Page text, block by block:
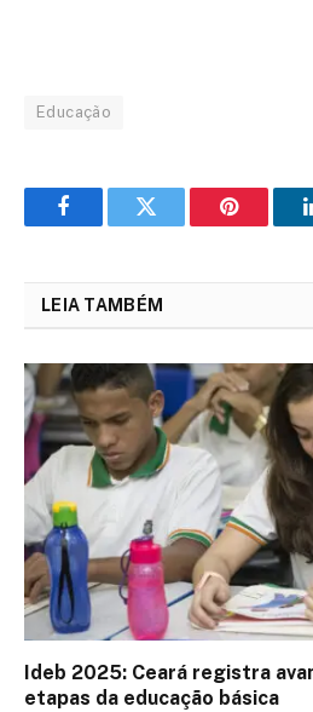
Educação
FacebookTwitter Pinterest
LEIA TAMBÉM
Ideb 2025: Ceará registra
etapas da educação básica